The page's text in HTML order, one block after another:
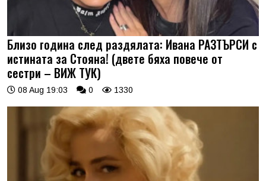
Близо година след раздялата: Ивана РАЗТЪРСИ с
истината за Стояна! (двете бяха повече от
сестри – ВИЖ ТУК)
08 Aug 19:03 0 1330